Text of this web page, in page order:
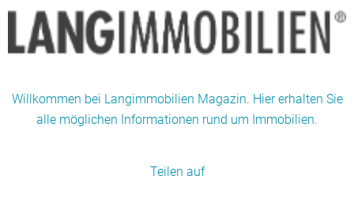
Willkommen bei Langimmobilien Magazin. Hier erhalten Sie
alle möglichen Informationen rund um Immobilien.
Teilen auf